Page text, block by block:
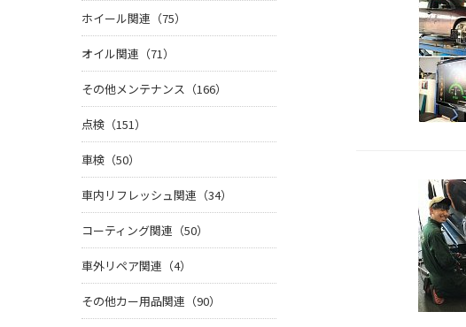
ホイール関連（75）
オイル関連（71）
その他メンテナンス（166）
点検（151）
車検（50）
車内リフレッシュ関連（34）
コーティング関連（50）
車外リペア関連（4）
その他カー用品関連（90）